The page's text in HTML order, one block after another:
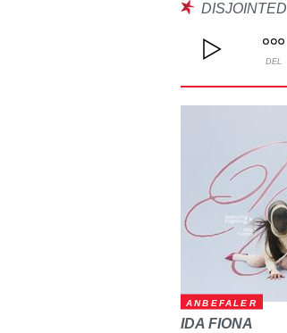
DISJOINTED
DEL
ANBEFALER
IDA FIONA